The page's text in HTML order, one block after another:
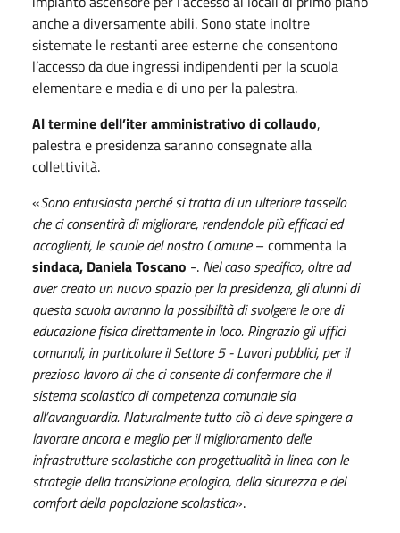
anche a diversamente abili. Sono state inoltre
sistemate le restanti aree esterne che consentono
l’accesso da due ingressi indipendenti per la scuola
elementare e media e di uno per la palestra.
Al termine dell’iter amministrativo di collaudo,
palestra e presidenza saranno consegnate alla
collettività.
«Sono entusiasta perché si tratta di un ulteriore tassello
che ci consentirà di migliorare, rendendole più efficaci ed
accoglienti, le scuole del nostro Comune– commenta la
sindaca, Daniela Toscano -. Nel caso specifico, oltre ad
aver creato un nuovo spazio per la presidenza, gli alunni di
questa scuola avranno la possibilità di svolgere le ore di
educazione fisica direttamente in loco. Ringrazio gli uffici
comunali, in particolare il Settore 5 - Lavori pubblici, per il
prezioso lavoro di che ci consente di confermare che il
sistema scolastico di competenza comunale sia
all’avanguardia. Naturalmente tutto ciò ci deve spingere a
lavorare ancora e meglio per il miglioramento delle
infrastrutture scolastiche con progettualità in linea con le
strategie della transizione ecologica, della sicurezza e del
comfort della popolazione scolastica».